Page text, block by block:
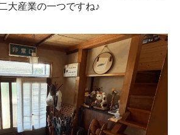
大産業の一つですね♪